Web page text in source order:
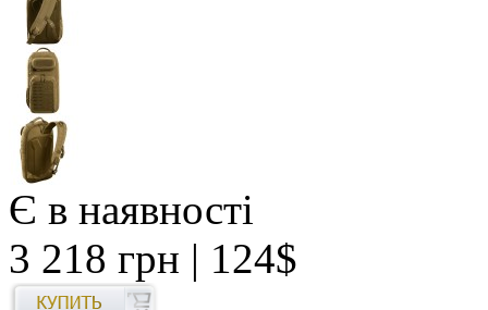
Є в наявності
3 218 грн | 124$